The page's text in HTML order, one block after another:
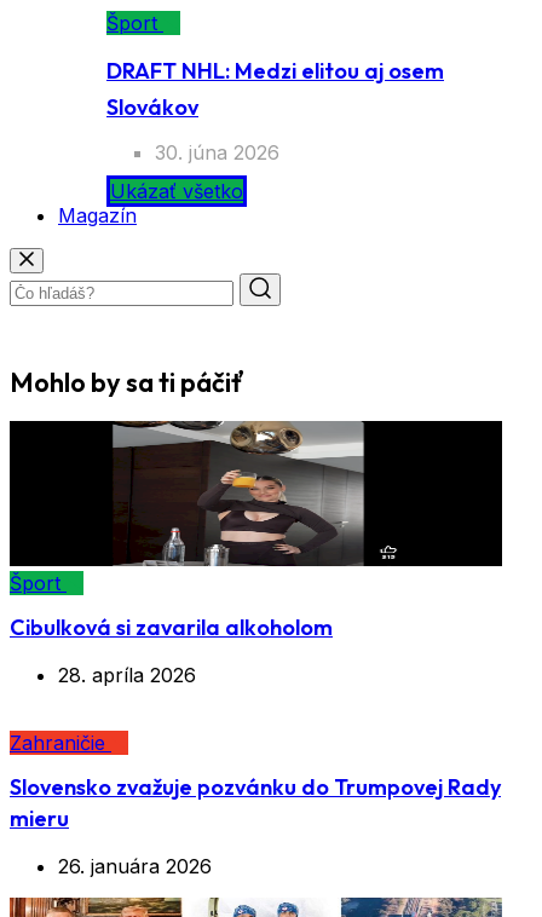
Šport
DRAFT NHL: Medzi elitou aj osem
Slovákov
30. júna 2026
Ukázať všetko
Magazín
Mohlo by sa ti páčiť
Šport
Cibulková si zavarila alkoholom
28. apríla 2026
Zahraničie
Slovensko zvažuje pozvánku do Trumpovej Rady
mieru
26. januára 2026